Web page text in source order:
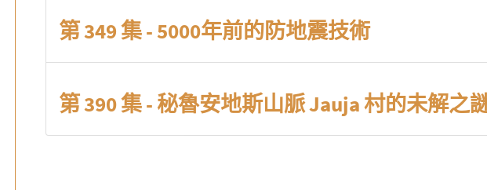
第 349 集 - 5000年前的防地震技術
第 390 集 - 秘魯安地斯山脈 Jauja 村的未解之